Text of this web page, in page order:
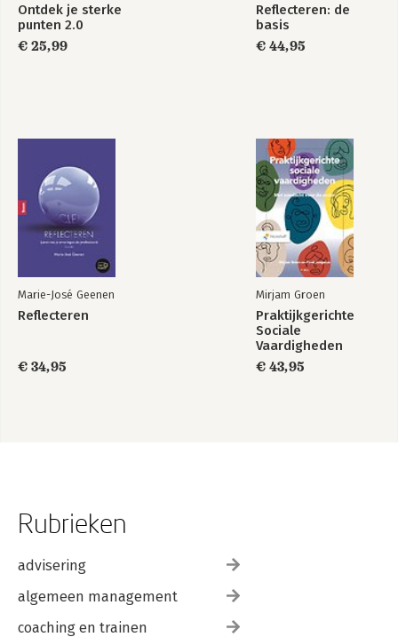
Ontdek je sterke
punten 2.0
€ 25,99
Reflecteren: de
basis
€ 44,95
Marie-José Geenen
Reflecteren
€ 34,95
Mirjam Groen
Praktijkgerichte
Sociale
Vaardigheden
€ 43,95
Rubrieken
advisering
algemeen management
coaching en trainen